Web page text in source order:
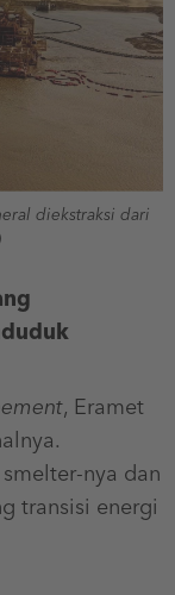
diekstraksi dari
, Eramet
nya dan
transisi energi